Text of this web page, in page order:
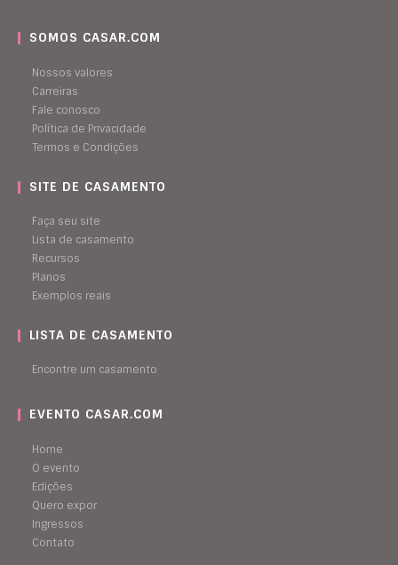
SOMOS CASAR.COM
Nossos valores
Carreiras
Fale conosco
Política de Privacidade
Termos e Condições
SITE DE CASAMENTO
Faça seu site
Lista de casamento
Recursos
Planos
Exemplos reais
LISTA DE CASAMENTO
Encontre um casamento
EVENTO CASAR.COM
Home
O evento
Edições
Quero expor
Ingressos
Contato